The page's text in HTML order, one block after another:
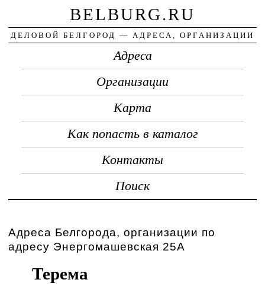
BELBURG.RU
ДЕЛОВОЙ БЕЛГОРОД — АДРЕСА, ОРГАНИЗАЦИИ
Адреса
Организации
Карта
Как попасть в каталог
Контакты
Поиск
Адреса Белгорода, организации по
адресу Энергомашевская 25А
Терема